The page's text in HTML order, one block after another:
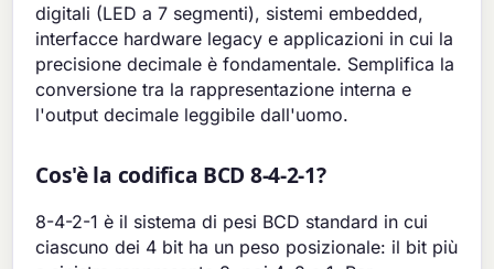
digitali (LED a 7 segmenti), sistemi embedded,
interfacce hardware legacy e applicazioni in cui la
precisione decimale è fondamentale. Semplifica la
conversione tra la rappresentazione interna e
l'output decimale leggibile dall'uomo.
Cos'è la codifica BCD 8-4-2-1?
8-4-2-1 è il sistema di pesi BCD standard in cui
ciascuno dei 4 bit ha un peso posizionale: il bit più